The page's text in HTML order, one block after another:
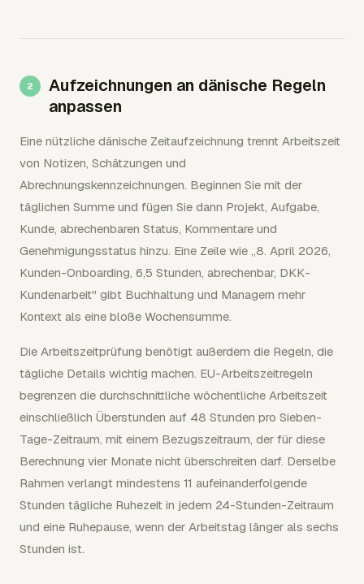
Aufzeichnungen an dänische Regeln
anpassen
Eine nützliche dänische Zeitaufzeichnung trennt Arbeitszeit
von Notizen, Schätzungen und
Abrechnungskennzeichnungen. Beginnen Sie mit der
täglichen Summe und fügen Sie dann Projekt, Aufgabe,
Kunde, abrechenbaren Status, Kommentare und
Genehmigungsstatus hinzu. Eine Zeile wie „8. April 2026,
Kunden-Onboarding, 6,5 Stunden, abrechenbar, DKK-
Kundenarbeit" gibt Buchhaltung und Managern mehr
Kontext als eine bloße Wochensumme.
Die Arbeitszeitprüfung benötigt außerdem die Regeln, die
tägliche Details wichtig machen. EU-Arbeitszeitregeln
begrenzen die durchschnittliche wöchentliche Arbeitszeit
einschließlich Überstunden auf 48 Stunden pro Sieben-
Tage-Zeitraum, mit einem Bezugszeitraum, der für diese
Berechnung vier Monate nicht überschreiten darf. Derselbe
Rahmen verlangt mindestens 11 aufeinanderfolgende
Stunden tägliche Ruhezeit in jedem 24-Stunden-Zeitraum
und eine Ruhepause, wenn der Arbeitstag länger als sechs
Stunden ist.